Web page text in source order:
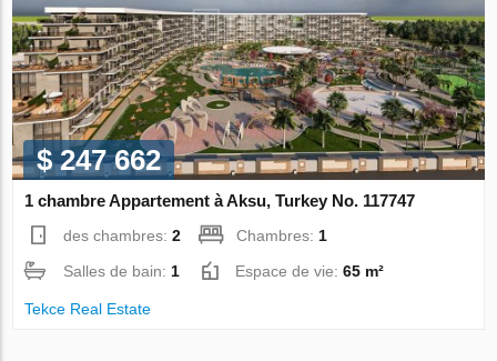
$ 247 662
1 chambre Appartement à Aksu, Turkey No. 117747
des chambres:2 Chambres: 1
Salles de bain: 1 Espace de vie:65 m²
Tekce Real Estate